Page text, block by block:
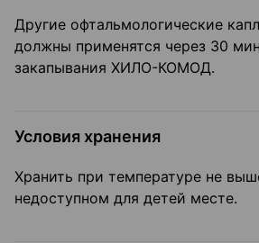
Другие офтальмологические
должны применятся через 30
закапывания ХИЛО-КОМОД.
Условия хранения
Хранить при температуре не
недоступном для детей месте.